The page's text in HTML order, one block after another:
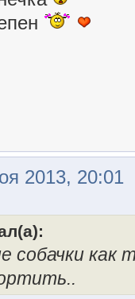
2013, 20:01
собачки